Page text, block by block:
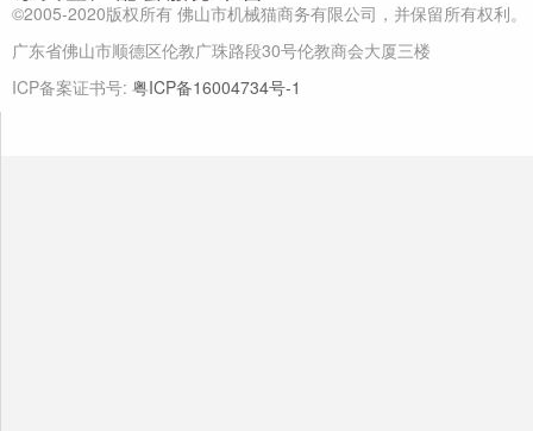
©2005-2020版权所有 佛山市机械猫商务有限公司，并保留所有权利。
广东省佛山市顺德区伦教广珠路段30号伦教商会大厦三楼
ICP备案证书号: 粤ICP备16004734号-1